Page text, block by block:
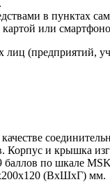
в пунктах
картой или
лиц (предприятий,
Корпус и крышка
баллов по шкале
(ВхШхГ) мм.